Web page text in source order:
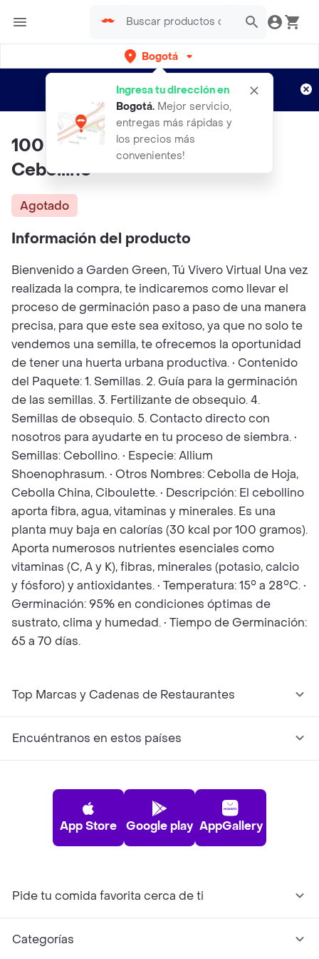
Bogotá
Ingresa tu dirección en
Bogotá. Mejor servicio,
entregas más rápidas y
los precios más
convenientes!
envíos gratis por semanas
Aplican TyC
100 Semillas Orgánicas De
Cebollino
Agotado
Información del producto
Bienvenido a Garden Green, Tú Vivero Virtual Una vez
realizada la compra, te indicaremos como llevar el
proceso de germinación paso a paso de una manera
precisa, para que este sea exitoso, ya que no solo te
vendemos una semilla, te ofrecemos la oportunidad
de tener una huerta urbana productiva. • Contenido
del Paquete: 1. Semillas. 2. Guía para la germinación
de las semillas. 3. Fertilizante de obsequio. 4.
Semillas de obsequio. 5. Contacto directo con
nosotros para ayudarte en tu proceso de siembra. •
Semillas: Cebollino. • Especie: Allium
Shoenophrasum. • Otros Nombres: Cebolla de Hoja,
Cebolla China, Ciboulette. • Descripción: El cebollino
aporta fibra, agua, vitaminas y minerales. Es una
planta muy baja en calorías (30 kcal por 100 gramos).
Aporta numerosos nutrientes esenciales como
vitaminas (C, A y K), fibras, minerales (potasio, calcio
y fósforo) y antioxidantes. • Temperatura: 15° a 28°C. •
Germinación: 95% en condiciones óptimas de
sustrato, clima y humedad. • Tiempo de Germinación:
65 a 70 días.
Top Marcas y Cadenas de Restaurantes
Encuéntranos en estos países
App Store Google play AppGallery
Pide tu comida favorita cerca de ti
Categorías